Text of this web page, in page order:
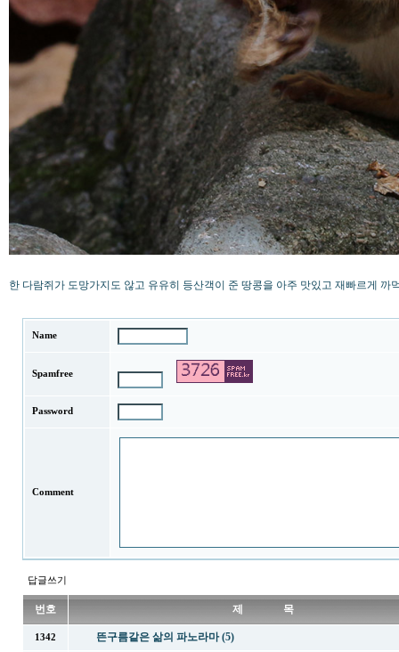
한 다람쥐가 도망가지도 않고 유유히 등산객이 준 땅콩을 아주 맛있고 재빠르게 까
Name
Spamfree
Password
Comment
답글쓰기
번호 제 목
1342 뜬구름같은 삶의 파노라마 (5)